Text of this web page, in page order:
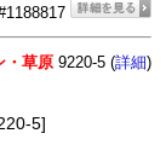
・草原 9220-5 (詳細)
5]